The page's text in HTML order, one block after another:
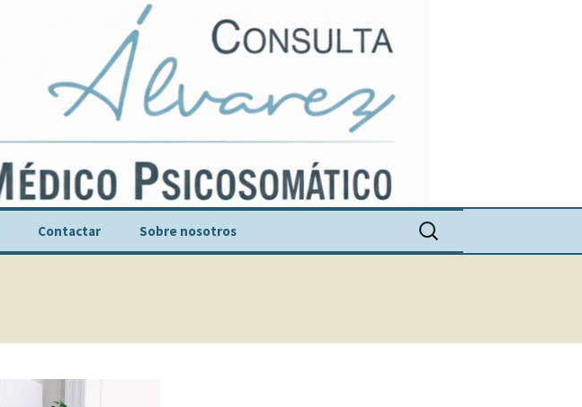
Contactar Sobre nosotros
Buscar: